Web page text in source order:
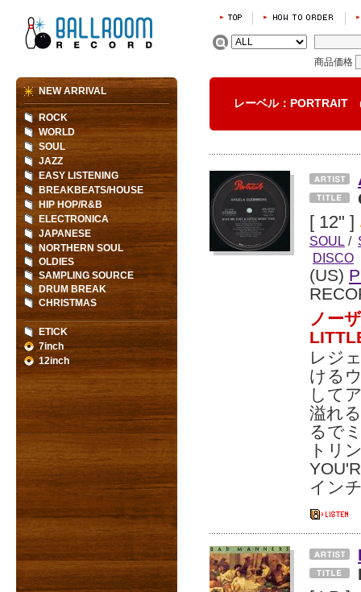
商品価格
レーベル：PORTRAIT
[ 12" ]
SOUL /
DISCO
(US)
ノー
レジ
ける
して
溢れ
るで
トリ
イン
NEW ARRIVAL
ROCK
WORLD
SOUL
JAZZ
EASY LISTENING
BREAKBEATS/HOUSE
HIP HOP/R&B
ELECTRONICA
JAPANESE
NORTHERN SOUL
OLDIES
SAMPLING SOURCE
DRUM BREAK
CHRISTMAS
ETICK
7inch
12inch